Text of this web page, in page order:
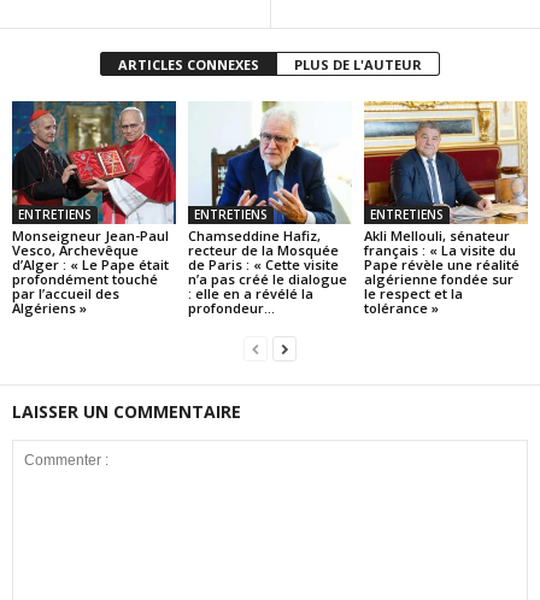
ARTICLES CONNEXES PLUS DE L'AUTEUR
ENTRETIENS
Monseigneur Jean-Paul
Vesco, Archevêque
d’Alger : « Le Pape était
profondément touché
par l’accueil des
Algériens »
ENTRETIENS
Chamseddine Hafiz,
recteur de la Mosquée
de Paris : « Cette visite
n’a pas créé le dialogue
: elle en a révélé la
profondeur...
ENTRETIENS
Akli Mellouli, sénateur
français : « La visite du
Pape révèle une réalité
algérienne fondée sur
le respect et la
tolérance »
LAISSER UN COMMENTAIRE